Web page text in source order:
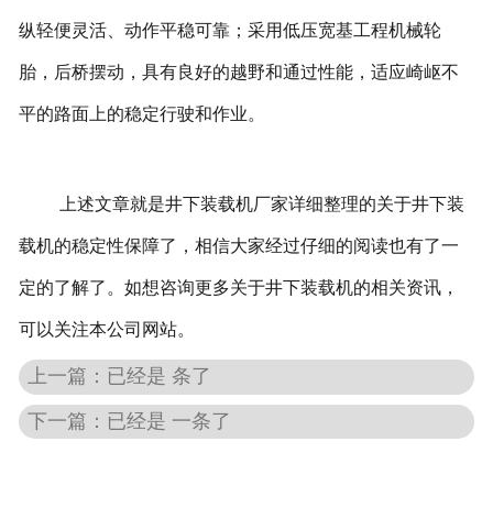
纵轻便灵活、动作平稳可靠；采用低压宽基工程机械轮
胎，后桥摆动，具有良好的越野和通过性能，适应崎岖不
平的路面上的稳定行驶和作业。
上述文章就是井下装载机厂家详细整理的关于井下装
载机的稳定性保障了，相信大家经过仔细的阅读也有了一
定的了解了。如想咨询更多关于井下装载机的相关资讯，
可以关注本公司网站。
上一篇：已经是 条了
下一篇：已经是 一条了